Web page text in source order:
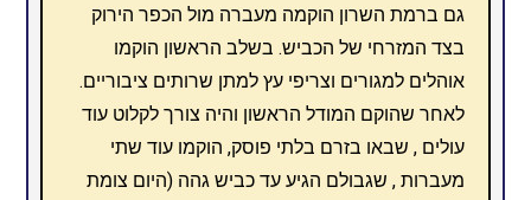
גם ברמת השרון הוקמה מעברה מול הכפר הירוק
בצד המזרחי של הכביש. בשלב הראשון הוקמו
אוהלים למגורים וצריפי עץ למתן שרותים ציבוריים.
לאחר שהוקם המודל הראשון והיה צורך לקלוט עוד
עולים , שבאו בזרם בלתי פוסק, הוקמו עוד שתי
מעברות , שגבולם הגיע עד כביש גהה (היום צומת